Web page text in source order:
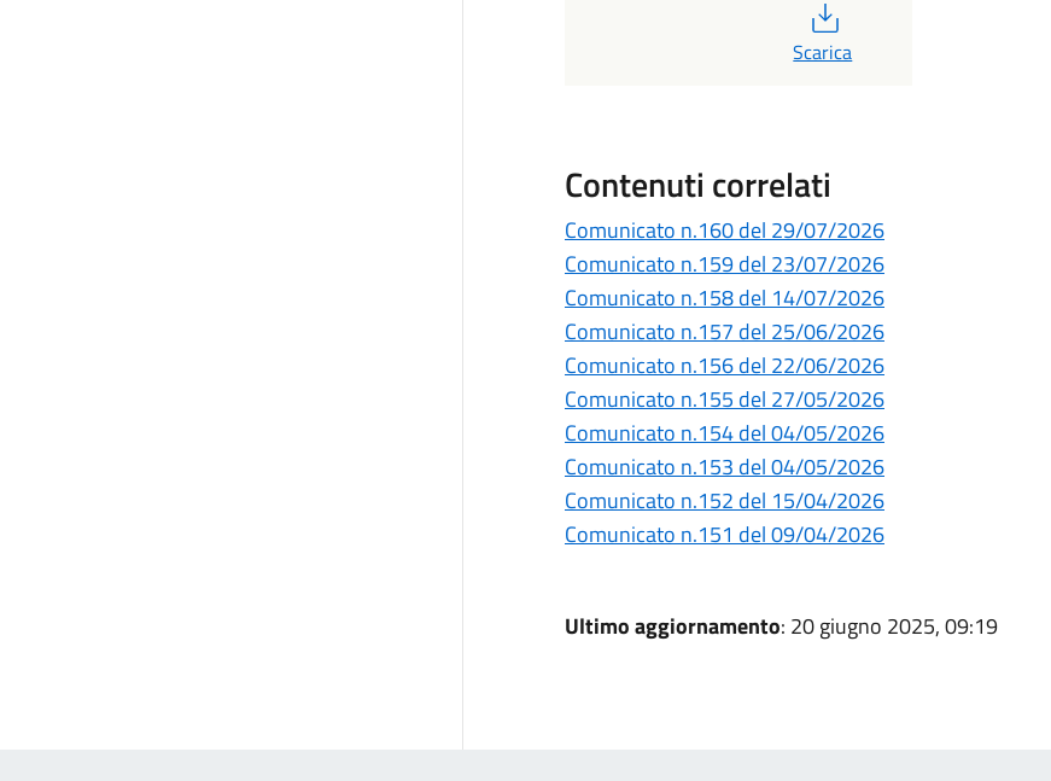
Scarica
Contenuti correlati
Comunicato n.160 del 29/07/2026
Comunicato n.159 del 23/07/2026
Comunicato n.158 del 14/07/2026
Comunicato n.157 del 25/06/2026
Comunicato n.156 del 22/06/2026
Comunicato n.155 del 27/05/2026
Comunicato n.154 del 04/05/2026
Comunicato n.153 del 04/05/2026
Comunicato n.152 del 15/04/2026
Comunicato n.151 del 09/04/2026
Ultimo aggiornamento: 20 giugno 2025, 09:19